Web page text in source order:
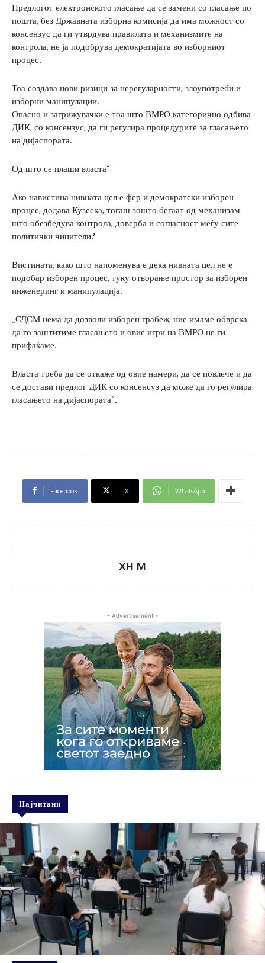
Предлогот електронското гласање да се замени со гласање по
пошта, без Државната изборна комисија да има можност со
консензус да ги утврдува правилата и механизмите на
контрола, не ја подобрува демократијата во изборниот
процес.
Тоа создава нови ризици за нерегуларности, злоупотреби и
изборни манипулации.
Опасно и загрижувачки е тоа што ВМРО категорично одбива
ДИК, со консензус, да ги регулира процедурите за гласањето
на дијаспората.
Од што се плаши власта“
Ако навистина нивната цел е фер и демократски изборен
процес, додава Кузеска, тогаш зошто бегаат од механизам
што обезбедува контрола, доверба и согласност меѓу сите
политички чинители?
Вистината, како што напоменува е дека нивната цел не е
подобар изборен процес, туку отворање простор за изборен
инженеринг и манипулација.
„СДСМ нема да дозволи изборен грабеж, ние имаме обврска
да го заштитиме гласањето и овие игри на ВМРО не ги
прифаќаме.
Власта треба да се откаже од овие намери, да се повлече и да
се достави предлог ДИК со консенсуз да може да го регулира
гласањето на дијаспората“.
Facebook X WhatsApp
XH M
- Advertisement -
Најчитани